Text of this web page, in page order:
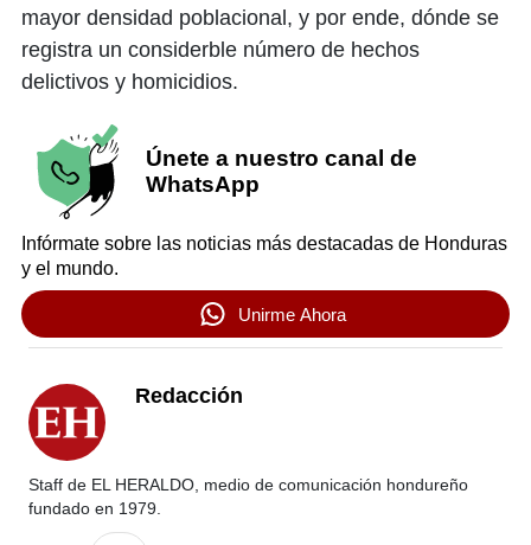
mayor densidad poblacional, y por ende, dónde se
registra un considerble número de hechos
delictivos y homicidios.
Únete a nuestro canal de
WhatsApp
Infórmate sobre las noticias más destacadas de Honduras
y el mundo.
Unirme Ahora
Redacción
Staff de EL HERALDO, medio de comunicación hondureño
fundado en 1979.